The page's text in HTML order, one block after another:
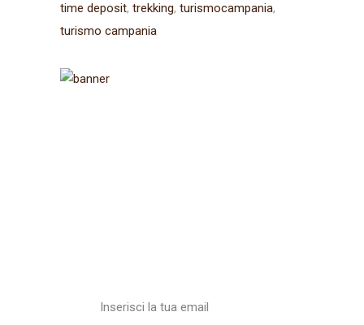
time deposit trekking turismocampania
turismo campania